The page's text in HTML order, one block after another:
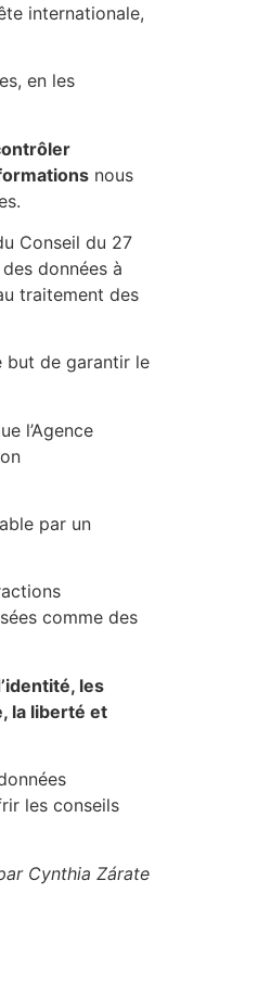
internationale,
en les
nous
Conseil du 27
données à
traitement des
but de garantir le
l’Agence
par un
comme des
les
la liberté et
les conseils
Cynthia Zárate